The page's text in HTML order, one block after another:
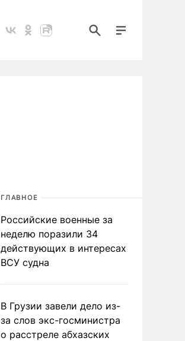
ГЛАВНОЕ
Российские военные за
неделю поразили 34
действующих в интересах
ВСУ судна
В Грузии завели дело из-
за слов экс-госминистра
о расстреле абхазских